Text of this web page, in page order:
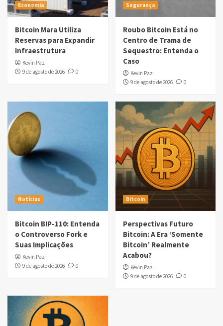
Economia
Bitcoin Mara Utiliza
Reservas para Expandir
Infraestrutura
Kevin Paz
9 de agosto de 2026
0
Segurança
Roubo Bitcoin Está no
Centro de Trama de
Sequestro: Entenda o
Caso
Kevin Paz
9 de agosto de 2026
0
Notícias
Bitcoin BIP-110: Entenda
o Controverso Fork e
Suas Implicações
Kevin Paz
9 de agosto de 2026
0
Bitcoin
Perspectivas Futuro
Bitcoin: A Era ‘Somente
Bitcoin’ Realmente
Acabou?
Kevin Paz
9 de agosto de 2026
0